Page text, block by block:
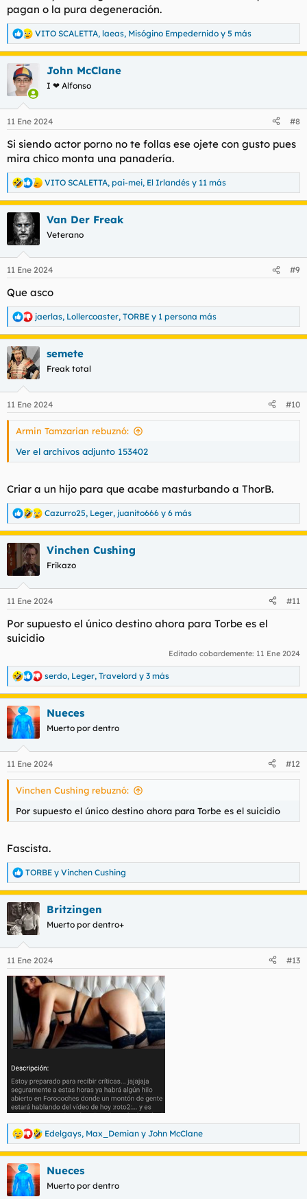
pagan o la pura degeneración.
R
e
c
c
e
:
VITO SCALETTA, laeas, Misógino Empedernido y 5 más
John McClane
I ❤ Alfonso
11 Ene 2024 #8
Si siendo actor porno no te follas ese ojete con gusto pues
mira chico monta una panadería.
R
e
a
c
c
i
e
:
VITO SCALETTA, pai-mei, El Irlandés y 11 más
Van Der Freak
Veterano
11 Ene 2024 #9
Que asco
R
e
c
c
i
e
s
jaerlas, Lollercoaster, TORBE y 1 persona más
semete
Freak total
11 Ene 2024 #10
Armin Tamzarian rebuznó:
Ver el archivos adjunto 153402
Criar a un hijo para que acabe masturbando a ThorB.
R
e
c
c
i
e
:
Cazurro25, Leger, juanito666 y 6 más
Vinchen Cushing
Frikazo
11 Ene 2024 #11
Por supuesto el único destino ahora para Torbe es el
suicidio
Editado cobardemente: 11 Ene 2024
R
e
c
c
i
e
s
serdo, Leger, Travelord y 3 más
Nueces
Muerto por dentro
11 Ene 2024 #12
Vinchen Cushing rebuznó:
Por supuesto el único destino ahora para Torbe es el suicidio
Fascista.
R
e
c
c
i
e
s
TORBE y Vinchen Cushing
Britzingen
Muerto por dentro+
11 Ene 2024 #13
R
e
a
c
c
i
Edelgays, Max_Demian y John McClane
Nueces
Muerto por dentro